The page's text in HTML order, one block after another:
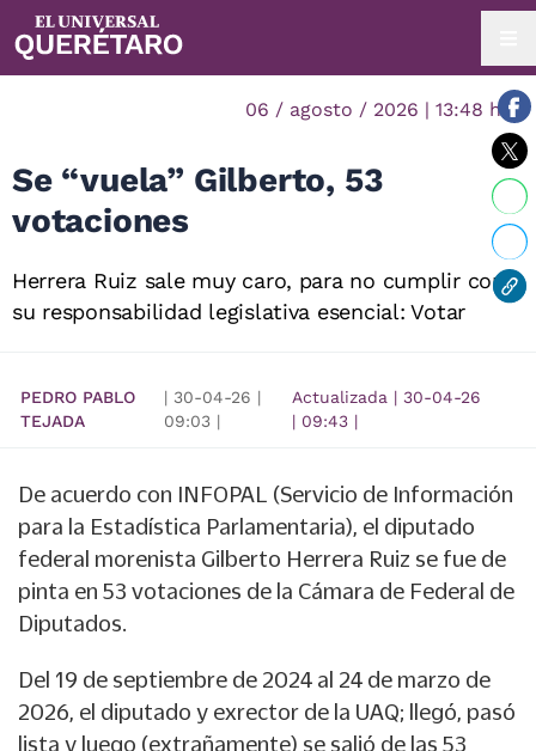
06 / agosto / 2026 | 13:48 hrs.
Se “vuela” Gilberto, 53
votaciones
Herrera Ruiz sale muy caro, para no cumplir con
su responsabilidad legislativa esencial: Votar
PEDRO PABLO
TEJADA
| 30-04-26 |
09:03|
Actualizada | 30-04-26
| 09:43|
De acuerdo con INFOPAL (Servicio de Información
para la Estadística Parlamentaria), el diputado
federal morenista Gilberto Herrera Ruiz se fue de
pinta en 53 votaciones de la Cámara de Federal de
Diputados.
Del 19 de septiembre de 2024 al 24 de marzo de
2026, el diputado y exrector de la UAQ; llegó, pasó
lista y luego (extrañamente) se salió de las 53